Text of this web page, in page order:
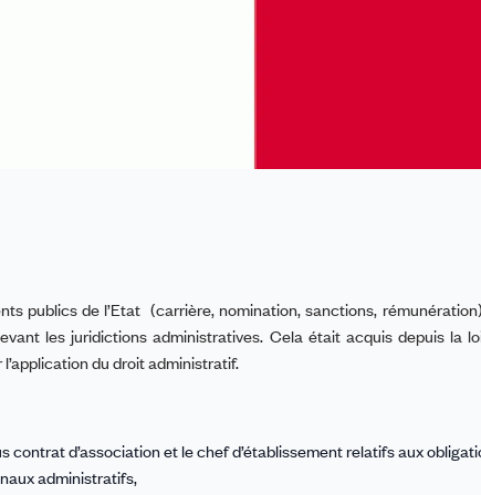
publics de l’Etat (carrière, nomination, sanctions, rémunération)
les juridictions administratives. Cela était acquis depuis la
du droit administratif.
d’association et le chef d’établissement relatifs aux
administratifs,